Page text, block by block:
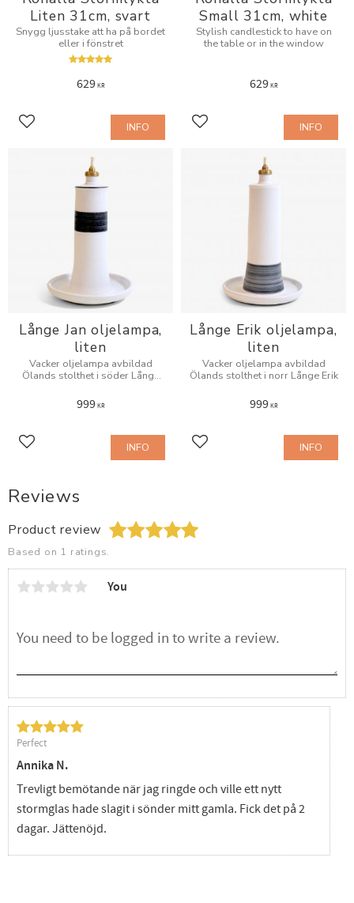
Reviews
Product review
Based on 1 ratings.
You
Perfect
Annika N.
Trevligt bemötande när jag ringde och ville ett nytt
stormglas hade slagit i sönder mitt gamla. Fick det på 2
dagar. Jättenöjd.
Liten 31cm, svart
Snygg ljusstake att ha på bordet
eller i fönstret
629KR
Add to favorites INFO
Small 31cm, white
Stylish candlestick to have on
the table or in the window
629KR
Add to favorites INFO
Långe Jan oljelampa,
liten
Vacker oljelampa avbildad
Ölands stolthet i söder Långe
999KR
Add to favorites INFO
Långe Erik oljelampa,
liten
Vacker oljelampa avbildad
Ölands stolthet i norr Långe Erik
999KR
Add to favorites INFO